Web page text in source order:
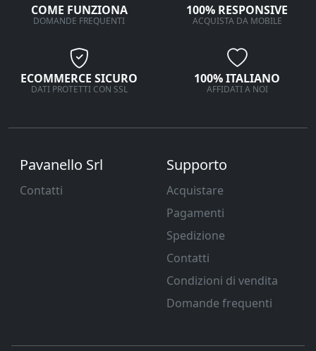
COME FUNZIONA
DOMANDE FREQUENTI
100% RESPONSIVE
ACQUISTA DA MOBILE
ECOMMERCE SICURO
DATI PROTETTI CON SSL
100% ITALIANO
AFFIDATI A NOI
Pavanello Srl
Contatti
Supporto
Acquistare
Pagamenti
Spedizione
Contatti
Condizioni di vendita
Domande frequenti